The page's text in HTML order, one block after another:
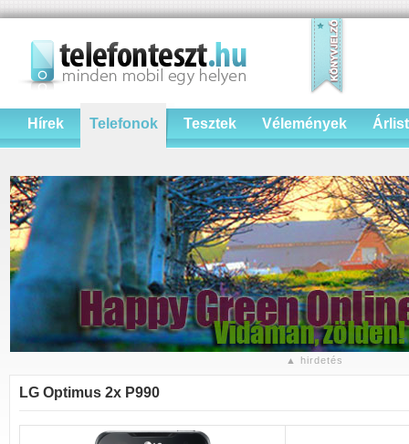
Hírek Telefonok Tesztek Vélemények
▲ hirdetés
LG Optimus 2x P990